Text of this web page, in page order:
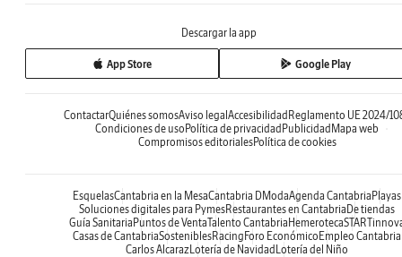
Descargar la app
App Store Google Play
ContactarQuiénes somosAviso legal Accesibilidad Reglamento UE 2024/
Condiciones de uso Política de privacidad Publicidad Mapa web
Compromisos editorialesPolítica de cookies
EsquelasCantabria en la MesaCantabria DModaAgenda Cantabria Playas
Soluciones digitales para PymesRestaurantes en Cantabria De tiendas
Guía Sanitaria Puntos de VentaTalento Cantabria Hemeroteca
Casas de CantabriaSosteniblesRacing Foro Económico Empleo Cantabria
Carlos AlcarazLotería de Navidad Lotería del Niño